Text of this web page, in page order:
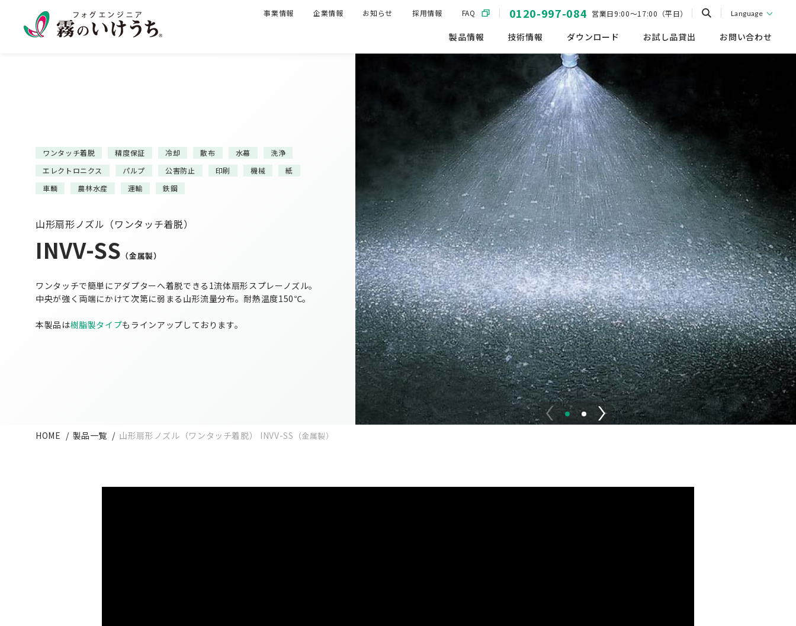
製品情報 技術情報 ダウンロード お試し品貸出 お問い合わせ
事業情報 企業情報 お知らせ 採用情報 FAQ 0120-997-084 営業日9:00～17:00（平日） Language
ワンタッチ着脱 精度保証 冷却 散布 水幕
洗浄
エレクトロニクス
パルプ 公害防止 印刷 機械
紙
車輌
農林水産 運輸 鉄鋼
山形扇形ノズル（ワンタッチ着脱）
INVV-SS （金属製）
ワンタッチで簡単にアダプターへ着脱できる1流体扇形スプレーノズル。
中央が強く両端にかけて次第に弱まる山形流量分布。耐熱温度150℃。
本製品は樹脂製タイプもラインアップしております。
HOME 製品一覧 山形扇形ノズル（ワンタッチ着脱） INVV-SS （金属製）